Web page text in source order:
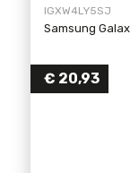
IGXW4LY5SJ
Samsung
€ 20,93